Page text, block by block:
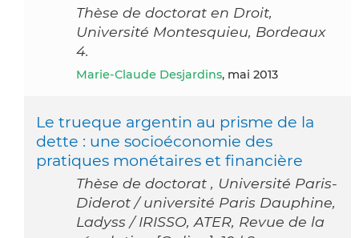
Thèse de doctorat en Droit,
Université Montesquieu, Bordeaux
4.
Marie-Claude Desjardins, mai 2013
Le trueque argentin au prisme de la
dette : une socioéconomie des
pratiques monétaires et financière
Thèse de doctorat , Université Paris-
Diderot / université Paris Dauphine,
Ladyss / IRISSO, ATER, Revue de la